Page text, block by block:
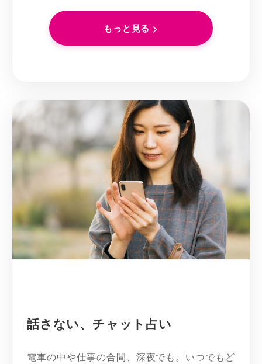
もっと見る >
話さない、チャット占い
電車の中や仕事の合間、深夜でも。いつでもど